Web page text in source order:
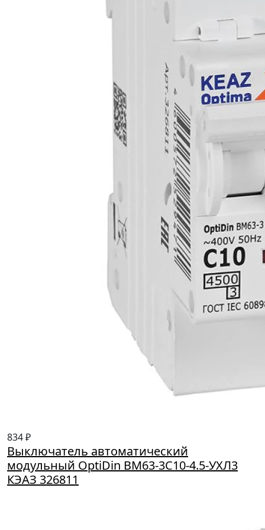
834 ₽
Выключатель автоматический
модульный OptiDin BM63-3C10-4.5-УХЛ3
КЭАЗ 326811